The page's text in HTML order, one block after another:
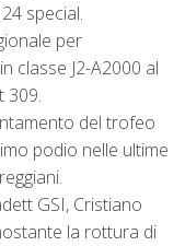
special.
per
classe J2-A2000 al
309.
del trofeo
podio nelle ultime
GSI, Cristiano
la rottura di